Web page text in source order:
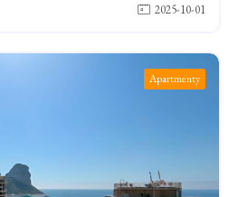
2025-10-01
Apartmenty